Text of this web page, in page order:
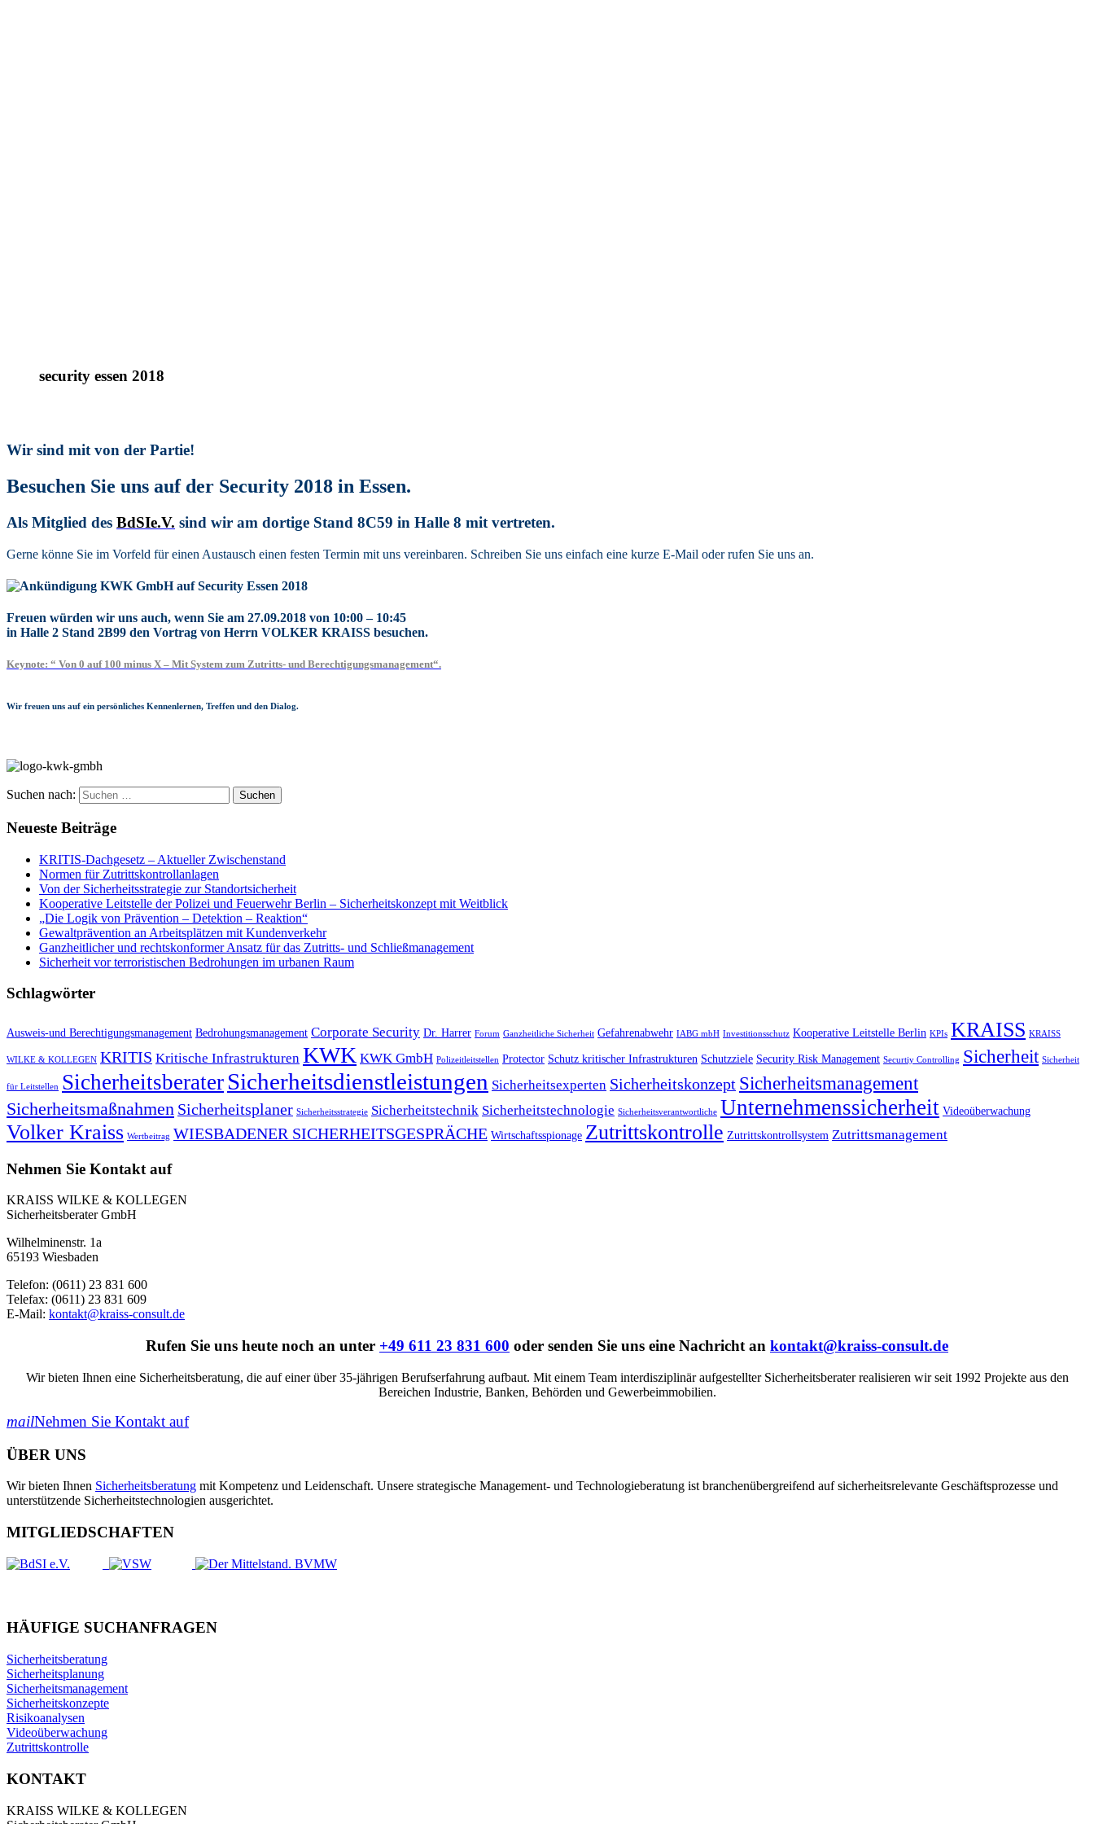
security essen 2018
Wir sind mit von der Partie!
Besuchen Sie uns auf der Security 2018 in Essen.
Als Mitglied des BdSIe.V. sind wir am dortige Stand 8C59 in Halle 8 mit vertreten.
Gerne könne Sie im Vorfeld für einen Austausch einen festen Termin mit uns vereinbaren. Schreiben Sie uns einfach eine kurze E-Mail oder rufen Sie uns an.
Freuen würden wir uns auch, wenn Sie am 27.09.2018 von 10:00 – 10:45
in Halle 2 Stand 2B99 den Vortrag von Herrn VOLKER KRAISS besuchen.
Keynote: “ Von 0 auf 100 minus X – Mit System zum Zutritts- und Berechtigungsmanagement“.
Wir freuen uns auf ein persönliches Kennenlernen, Treffen und den Dialog.
Suchen nach:
Neueste Beiträge
KRITIS-Dachgesetz – Aktueller Zwischenstand
Normen für Zutrittskontrollanlagen
Von der Sicherheitsstrategie zur Standortsicherheit
Kooperative Leitstelle der Polizei und Feuerwehr Berlin – Sicherheitskonzept mit Weitblick
„Die Logik von Prävention – Detektion – Reaktion“
Gewaltprävention an Arbeitsplätzen mit Kundenverkehr
Ganzheitlicher und rechtskonformer Ansatz für das Zutritts- und Schließmanagement
Sicherheit vor terroristischen Bedrohungen im urbanen Raum
Schlagwörter
Ausweis-und Berechtigungsmanagement Bedrohungsmanagement Corporate Security Dr. Harrer Forum Ganzheitliche Sicherheit Gefahrenabwehr IABG mbH Investitionsschutz Kooperative Leitstelle Berlin KPIs KRAISS KRAISS
WILKE & KOLLEGEN KRITIS Kritische Infrastrukturen KWK KWK GmbH Polizeitleitstellen Protector Schutz kritischer Infrastrukturen Schutzziele Security Risk Management Securtiy Controlling Sicherheit Sicherheit
für Leitstellen Sicherheitsberater Sicherheitsdienstleistungen Sicherheitsexperten Sicherheitskonzept Sicherheitsmanagement
Sicherheitsmaßnahmen Sicherheitsplaner Sicherheitsstrategie Sicherheitstechnik Sicherheitstechnologie Sicherheitsverantwortliche Unternehmenssicherheit Videoüberwachung
Volker Kraiss Wertbeitrag WIESBADENER SICHERHEITSGESPRÄCHE Wirtschaftsspionage Zutrittskontrolle Zutrittskontrollsystem Zutrittsmanagement
Nehmen Sie Kontakt auf
KRAISS WILKE & KOLLEGEN
Sicherheitsberater GmbH
Wilhelminenstr. 1a
65193 Wiesbaden
Telefon: (0611) 23 831 600
Telefax: (0611) 23 831 609
E-Mail: kontakt@kraiss-consult.de
Rufen Sie uns heute noch an unter +49 611 23 831 600 oder senden Sie uns eine Nachricht an kontakt@kraiss-consult.de
Wir bieten Ihnen eine Sicherheitsberatung, die auf einer über 35-jährigen Berufserfahrung aufbaut. Mit einem Team interdisziplinär aufgestellter Sicherheitsberater realisieren wir seit 1992 Projekte aus den
Bereichen Industrie, Banken, Behörden und Gewerbeimmobilien.
mailNehmen Sie Kontakt auf
ÜBER UNS
Wir bieten Ihnen Sicherheitsberatung mit Kompetenz und Leidenschaft. Unsere strategische Management- und Technologieberatung ist branchen­übergreifend auf sicherheits­relevante Geschäfts­prozesse und
unterstützende Sicherheits­technologien ausgerichtet.
MITGLIEDSCHAFTEN
HÄUFIGE SUCHANFRAGEN
Sicherheitsberatung
Sicherheitsplanung
Sicherheitsmanagement
Sicherheitskonzepte
Risikoanalysen
Videoüberwachung
Zutrittskontrolle
KONTAKT
KRAISS WILKE & KOLLEGEN